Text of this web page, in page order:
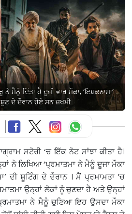
ਨੇ ਮੈਨੂੰ ਦਿੱਤਾ ਹੈ ਦੂਜੀ ਵਾਰ ਮੌਕਾ, ‘ਇਸ਼ਕਨਾਮਾ’
ਦੇ ਦੌਰਾਨ ਹੋਏ ਸਨ ਜ਼ਖਮੀ
ਸਟੋਰੀ ‘ਚ ਇੱਕ ਨੋਟ ਸਾਂਝਾ ਕੀਤਾ ਹੈ।
ਨੇ ਲਿਖਿਆ ‘ਪ੍ਰਮਾਤਮਾ ਨੇ ਮੈਨੂੰ ਦੂਜਾ ਮੌਕਾ
ਦੀ ਸ਼ੂਟਿੰਗ ਦੇ ਦੌਰਾਨ । ਮੈਂ ਪ੍ਰਮਾਮਤਾ ‘ਚ
ਉਨ੍ਹਾਂ ਲੋਕਾਂ ਨੂੰ ਚੁਣਦਾ ਹੈ ਅਤੇ ਉਨ੍ਹਾਂ
ਨੇ ਮੈਨੂੰ ਚੁਣਿਆ ਇਹ ਉਸਦਾ ਮੌਕਾ